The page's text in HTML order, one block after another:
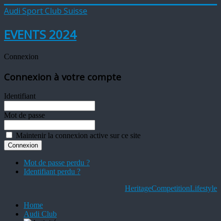
Audi Sport Club Suisse
EVENTS 2024
Connexion
Connexion à votre compte
Identifiant
Mot de passe
Maintenir la connexion active sur ce site
Mot de passe perdu ?
Identifiant perdu ?
HeritageCompetitionLifestyle
Home
Audi Club